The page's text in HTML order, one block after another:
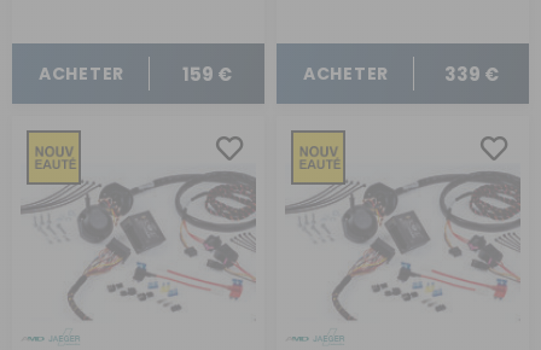
ACHETER 159 € ACHETER 339 €